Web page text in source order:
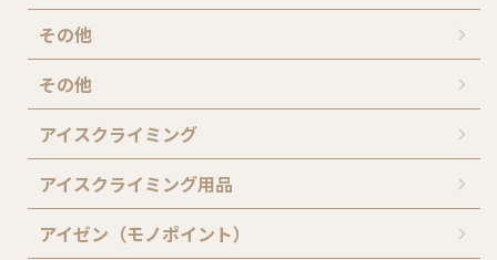
その他
その他
アイスクライミング
アイスクライミング用品
アイゼン（モノポイント）